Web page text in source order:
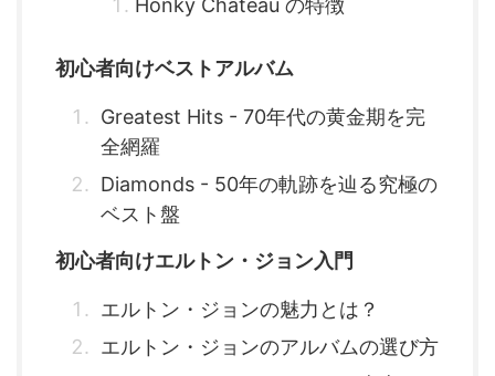
Honky Château の特徴
初心者向けベストアルバム
Greatest Hits - 70年代の黄金期を完
全網羅
Diamonds - 50年の軌跡を辿る究極の
ベスト盤
初心者向けエルトン・ジョン入門
エルトン・ジョンの魅力とは？
エルトン・ジョンのアルバムの選び方